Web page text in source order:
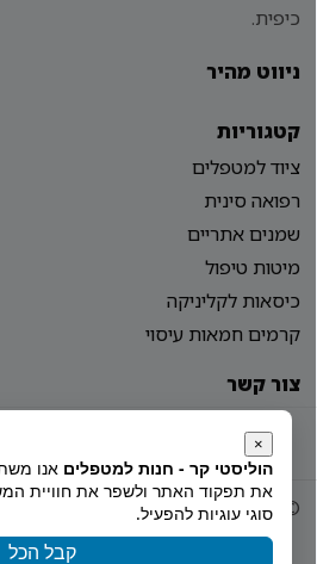
כיפית.
ניווט מהיר
קטגוריות
ציוד למטפלים
רפואה סינית
שמנים אתריים
מיטות טיפול
כיסאות לקליניקה
קרמים חמאות עיסוי
צור קשר
© 2026 Holistiy
×
הוליסטי קר - חנות למטפלים אנו
את תפקוד האתר ולשפר את חוויית
סוגי עוגיות להפעיל.
קבל הכל